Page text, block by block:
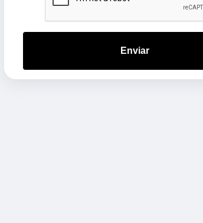
Enviar